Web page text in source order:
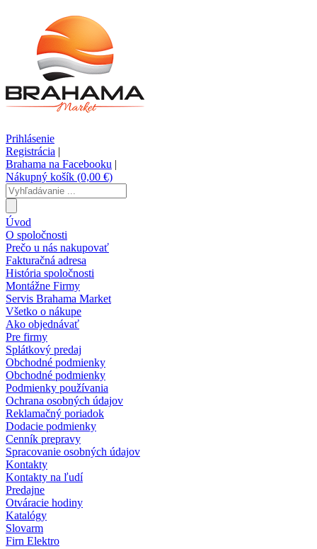
Prihlásenie
Registrácia |
Brahama na Facebooku |
Nákupný košík (0,00 €)
Úvod
O spoločnosti
Prečo u nás nakupovať
Fakturačná adresa
História spoločnosti
Montážne Firmy
Servis Brahama Market
Všetko o nákupe
Ako objednávať
Pre firmy
Splátkový predaj
Obchodné podmienky
Obchodné podmienky
Podmienky používania
Ochrana osobných údajov
Reklamačný poriadok
Dodacie podmienky
Cenník prepravy
Spracovanie osobných údajov
Kontakty
Kontakty na ľudí
Predajne
Otváracie hodiny
Katalógy
Slovarm
Firn Elektro